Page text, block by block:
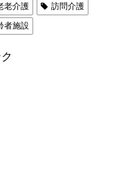
老介護
訪問介護
者施設